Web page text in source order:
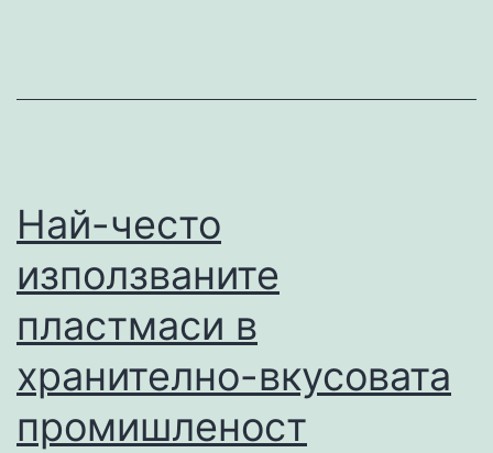
Най-често
използваните
пластмаси в
хранително-вкусовата
промишленост